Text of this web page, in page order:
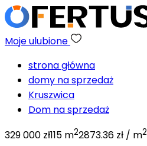
Moje ulubione
strona główna
domy na sprzedaż
Kruszwica
Dom na sprzedaż
329 000 zł115 m22873.36 zł / m2